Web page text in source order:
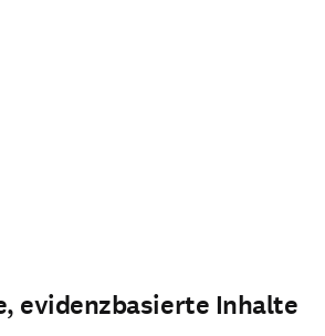
evidenzbasierte Inhalte